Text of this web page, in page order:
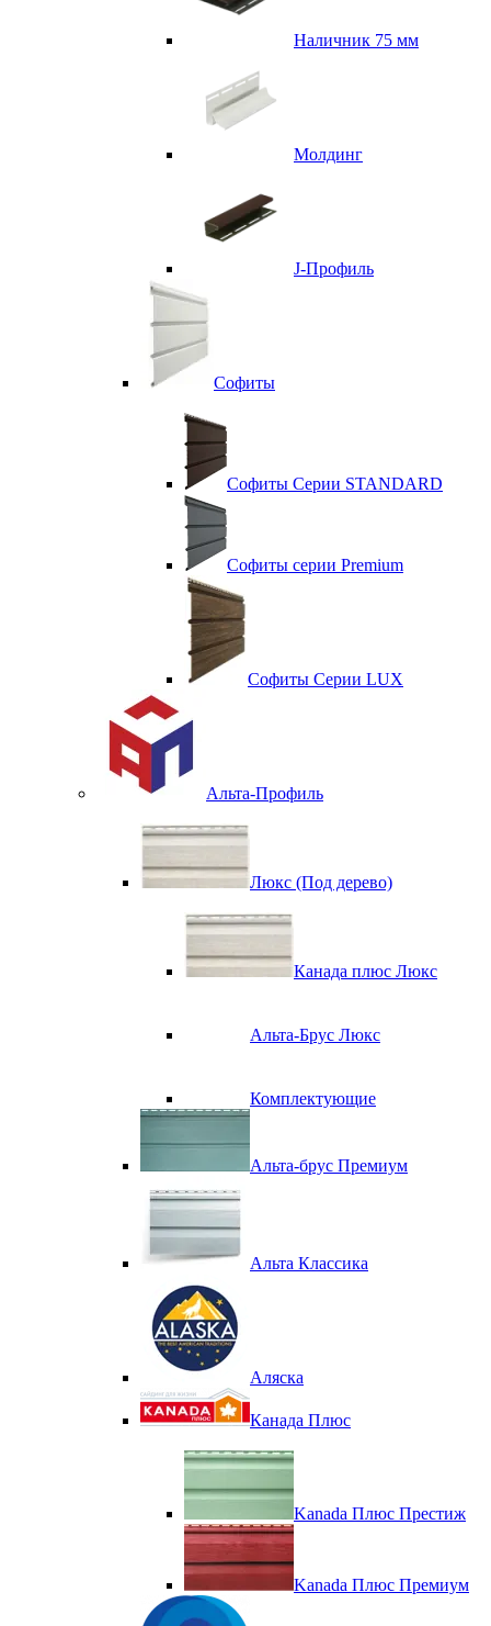
Наличник 75 мм
Молдинг
J-Профиль
Софиты
Софиты Серии STANDARD
Софиты серии Premium
Софиты Серии LUX
Альта-Профиль
Люкс (Под дерево)
Канада плюс Люкс
Альта-Брус Люкс
Комплектующие
Альта-брус Премиум
Альта Классика
Аляска
Канада Плюс
Kanada Плюс Престиж
Kanada Плюс Премиум